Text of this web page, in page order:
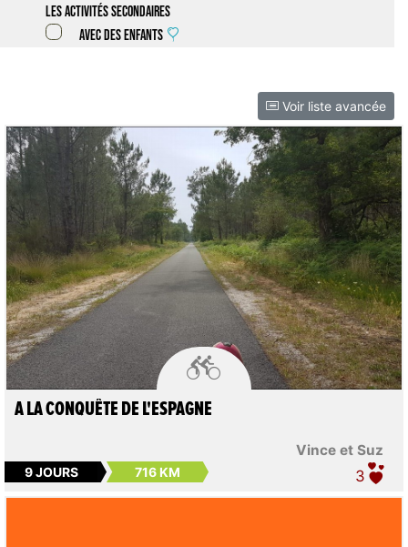
les activités secondaires
Avec des enfants
Voir liste avancée

Vince et Suz
A LA CONQUÊTE DE L'ESPAGNE
9 JOURS 716 KM 3